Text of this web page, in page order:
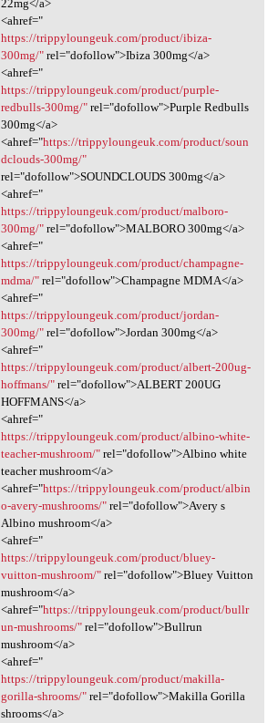
22mg</a>
<ahref="
https://trippyloungeuk.com/product/ibiza-
300mg/"rel="dofollow">Ibiza 300mg</a>
<ahref="
https://trippyloungeuk.com/product/purple-
redbulls-300mg/"rel="dofollow">Purple Redbulls
300mg</a>
<ahref="https://trippyloungeuk.com/product/soun
dclouds-300mg/"
rel="dofollow">SOUNDCLOUDS 300mg</a>
<ahref="
https://trippyloungeuk.com/product/malboro-
300mg/"rel="dofollow">MALBORO 300mg</a>
<ahref="
https://trippyloungeuk.com/product/champagne-
mdma/"rel="dofollow">Champagne MDMA</a>
<ahref="
https://trippyloungeuk.com/product/jordan-
300mg/"rel="dofollow">Jordan 300mg</a>
<ahref="
https://trippyloungeuk.com/product/albert-200ug-
hoffmans/"rel="dofollow">ALBERT 200UG
HOFFMANS</a>
<ahref="
https://trippyloungeuk.com/product/albino-white-
teacher-mushroom/"rel="dofollow">Albino white
teacher mushroom</a>
<ahref="https://trippyloungeuk.com/product/albin
o-avery-mushrooms/"rel="dofollow">Avery s
Albino mushroom</a>
<ahref="
https://trippyloungeuk.com/product/bluey-
vuitton-mushroom/"rel="dofollow">Bluey Vuitton
mushroom</a>
<ahref="https://trippyloungeuk.com/product/bullr
un-mushrooms/"rel="dofollow">Bullrun
mushroom</a>
<ahref="
https://trippyloungeuk.com/product/makilla-
gorilla-shrooms/"rel="dofollow">Makilla Gorilla
shrooms</a>